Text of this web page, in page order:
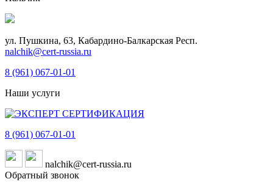
ул. Пушкина, 63, Кабардино-Балкарская Респ.
nalchik@cert-russia.ru
8 (961) 067-01-01
Наши услуги
8 (961) 067-01-01
nalchik@cert-russia.ru
Обратный звонок